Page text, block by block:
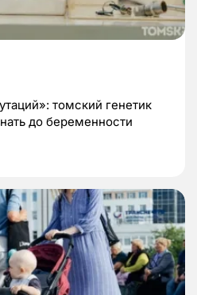
томский генетик
до беременности